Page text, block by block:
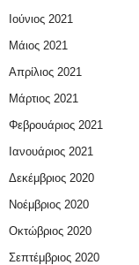
Ιούνιος 2021
Μάιος 2021
Απρίλιος 2021
Μάρτιος 2021
Φεβρουάριος 2021
Ιανουάριος 2021
Δεκέμβριος 2020
Νοέμβριος 2020
Οκτώβριος 2020
Σεπτέμβριος 2020